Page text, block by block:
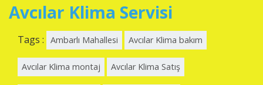
Avcılar Klima Servisi
Tags : Ambarlı Mahallesi Avcılar Klima bakım
Avcılar Klima montaj Avcılar Klima Satış